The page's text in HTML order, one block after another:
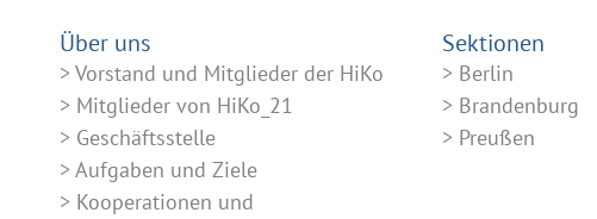
Über uns
Vorstand und Mitglieder der HiKo
Mitglieder von HiKo_21
Geschäftsstelle
Aufgaben und Ziele
Kooperationen und
Sektionen
Berlin
Brandenburg
Preußen